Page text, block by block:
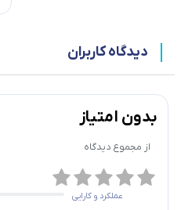
دیدگاه کاربران
بدون امتیاز
از مجموع دیدگاه
عملکرد و کارایی